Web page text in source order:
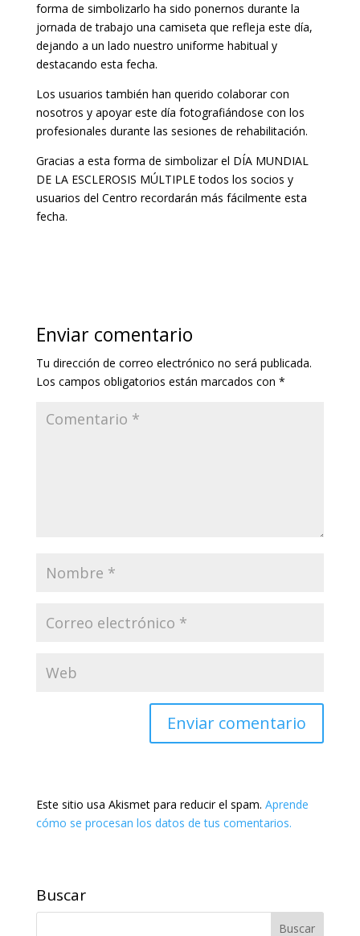
forma de simbolizarlo ha sido ponernos durante la
jornada de trabajo una camiseta que refleja este día,
dejando a un lado nuestro uniforme habitual y
destacando esta fecha.
Los usuarios también han querido colaborar con
nosotros y apoyar este día fotografiándose con los
profesionales durante las sesiones de rehabilitación.
Gracias a esta forma de simbolizar el DÍA MUNDIAL
DE LA ESCLEROSIS MÚLTIPLE todos los socios y
usuarios del Centro recordarán más fácilmente esta
fecha.
Enviar comentario
Tu dirección de correo electrónico no será publicada.
Los campos obligatorios están marcados con *
Este sitio usa Akismet para reducir el spam. Aprende
cómo se procesan los datos de tus comentarios.
Buscar